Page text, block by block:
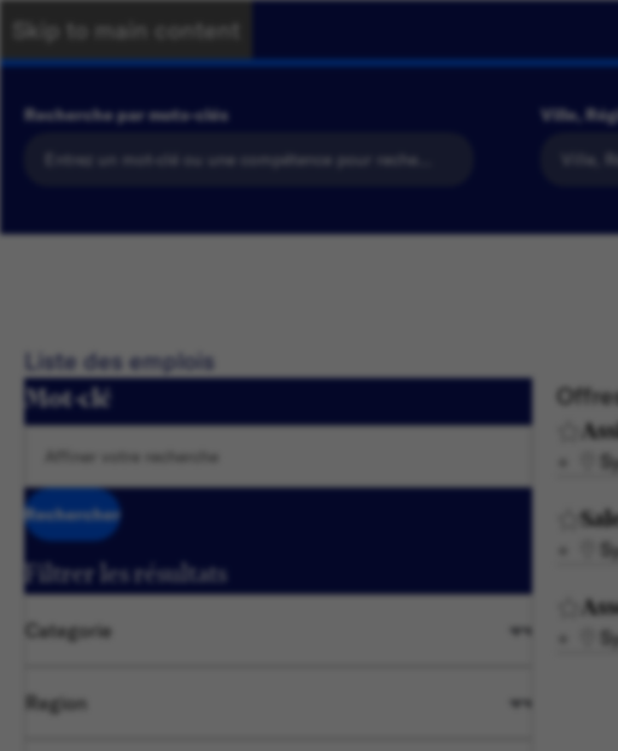
Skip to main content
Recherche par mots-clés Ville,
Liste des emplois
Mot-clé
Rechercher
Filtrer les résultats
Categorie
Region